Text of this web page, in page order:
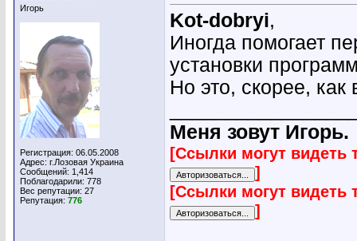
Игорь
Регистрация: 06.05.2008
Адрес: г.Лозовая Украина
Сообщений: 1,414
Поблагодарили: 778
Вес репутации: 27
Репутация: 776
Kot-dobryi,
Иногда помогает
установки
Но это, скорее,
Меня зовут Игорь.
[Ссылки могут видеть
]
[Ссылки могут видеть
]